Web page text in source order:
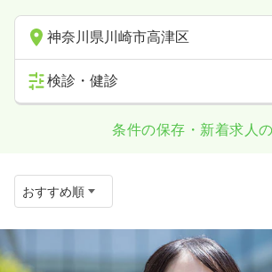
神奈川県川崎市高津区
検診・健診
条件の保存・新着求人